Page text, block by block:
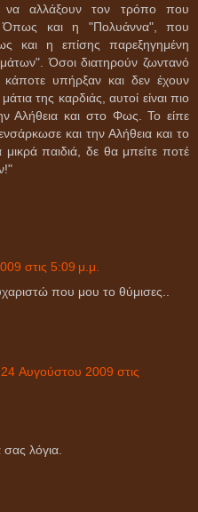
να αλλάξουν τον τρόπο που
Όπως και η "Πολυάννα", που
και η επίσης παρεξηγημένη
Όσοι διατηρούν ζωντανό
υπήρξαν και δεν έχουν
της καρδιάς, αυτοί είναι πιο
Αλήθεια και στο Φως. Το είπε
και την Αλήθεια και το
παιδιά, δε θα μπείτε ποτέ
στις 5:09 μ.μ.
που μου το θύμισες..
24 Αυγούστου 2009 στις
λόγια.